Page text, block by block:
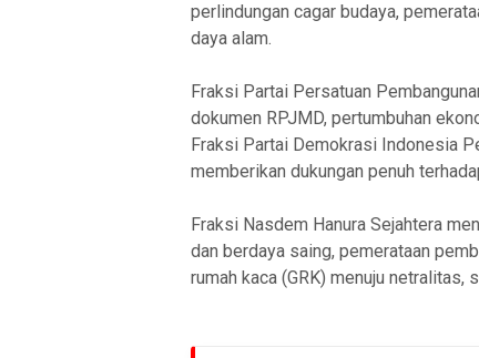
perlindungan cagar budaya,
daya alam.
Fraksi Partai Persatuan
dokumen RPJMD, pertumbuhan
Fraksi Partai Demokrasi Indonesia
memberikan dukungan penuh
Fraksi Nasdem Hanura Sejahtera
dan berdaya saing, pemerataan
rumah kaca (GRK) menuju